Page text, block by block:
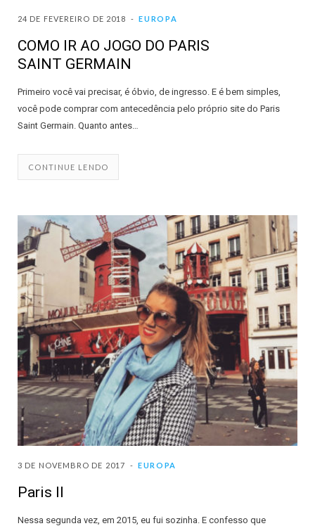
EUROPA
24 DE FEVEREIRO DE 2018
COMO IR AO JOGO DO PARIS
SAINT GERMAIN
Primeiro você vai precisar, é óbvio, de ingresso. E é bem simples,
você pode comprar com antecedência pelo próprio site do Paris
Saint Germain. Quanto antes…
CONTINUE LENDO
EUROPA
3 DE NOVEMBRO DE 2017
Paris II
Nessa segunda vez, em 2015, eu fui sozinha. E confesso que